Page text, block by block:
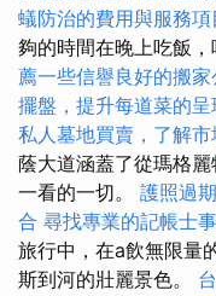
蟻防治的費用與服務項
夠的時間在晚上吃飯，
薦一些信譽良好的搬
擺盤，提升每道菜的
私人墓地買賣，了解
蔭大道涵蓋了從瑪格
一看的一切。 護照過
合 尋找專業的記帳士
旅行中，在a飲無限量
斯到河的壯麗景色。